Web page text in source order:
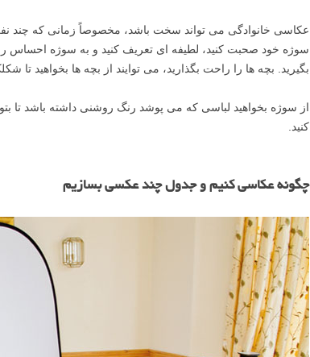
عکاسی خانوادگی می تواند سخت باشد، مخصوصاً زمانی که چند نفر
سوژه خود صحبت کنید، لطیفه ای تعریف کنید و به سوژه احساس
بگیرید. بچه ها را راحت بگذارید، می توایند از بچه ها بخواهید تا
از سوژه بخواهید لباسی که می پوشد رنگ روشنی داشته باشد تا
کنید.
چگونه عکاسی کنیم و جدول چند عکسی بسازیم